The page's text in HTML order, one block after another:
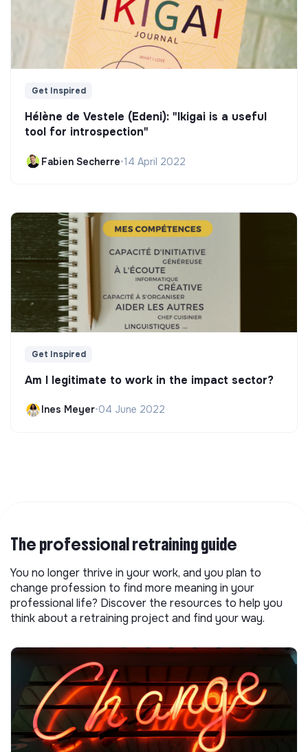
Get Inspired
Hélène de Vestele (Edeni): "Ikigai is a useful
tool for introspection"
Fabien Secherre•14 April 2022
Get Inspired
Am I legitimate to work in the impact sector?
Ines Meyer•04 June 2022
The professional retraining guide
You no longer thrive in your work, and you plan to
change profession to find more meaning in your
professional life? Discover the resources to help you
think about a retraining project and find your way.